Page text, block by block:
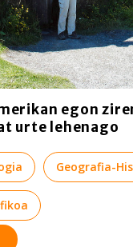
egon
urte lehenago
Geografia-